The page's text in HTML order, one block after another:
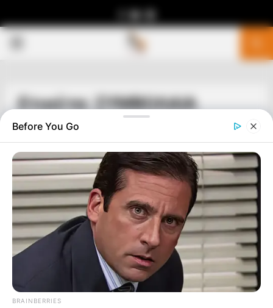
Ετικέτα: ΣΥΜΒΟΛΑΙΑ
ΣΗΜΑΝΤΙΚΕΣ ΕΙΔΗΣΕΙΣ
Before You Go
BRAINBERRIES